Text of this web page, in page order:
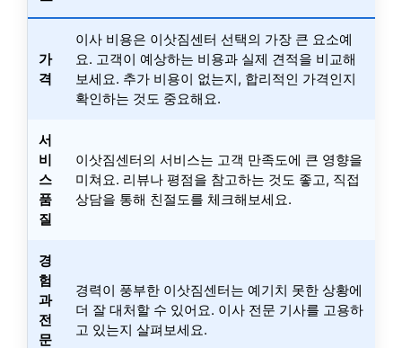
가
격
이사 비용은 이삿짐센터 선택의 가장 큰 요소예
요. 고객이 예상하는 비용과 실제 견적을 비교해
보세요. 추가 비용이 없는지, 합리적인 가격인지
확인하는 것도 중요해요.
서
비
스
품
질
이삿짐센터의 서비스는 고객 만족도에 큰 영향을
미쳐요. 리뷰나 평점을 참고하는 것도 좋고, 직접
상담을 통해 친절도를 체크해보세요.
경
험
과
전
문
경력이 풍부한 이삿짐센터는 예기치 못한 상황에
더 잘 대처할 수 있어요. 이사 전문 기사를 고용하
고 있는지 살펴보세요.